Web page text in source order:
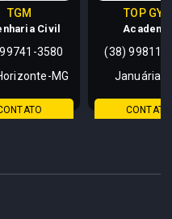
TGM
Civil
3580
MG
TOP
(38) 99811-
Januária-
CONTATO